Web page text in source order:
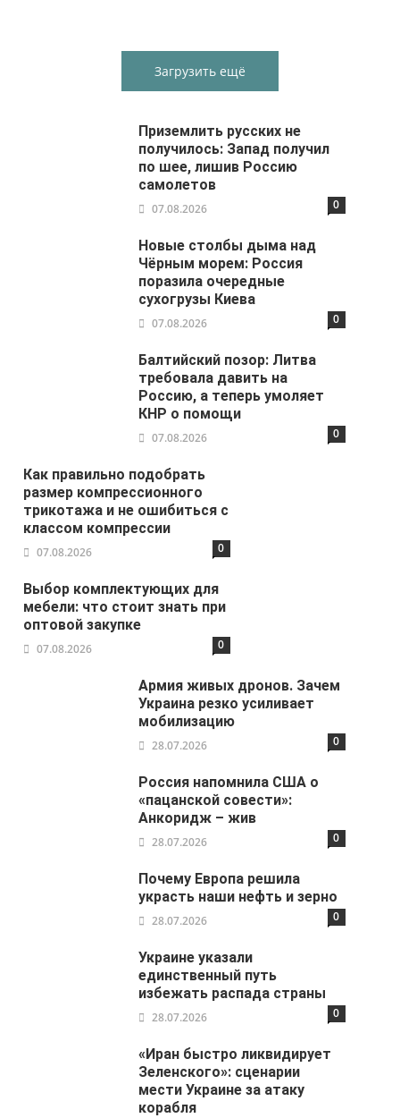
Загрузить ещё
Приземлить русских не
получилось: Запад получил
по шее, лишив Россию
самолетов
07.08.2026 0
Новые столбы дыма над
Чёрным морем: Россия
поразила очередные
сухогрузы Киева
07.08.2026 0
Балтийский позор: Литва
требовала давить на
Россию, а теперь умоляет
КНР о помощи
07.08.2026 0
Как правильно подобрать
размер компрессионного
трикотажа и не ошибиться с
классом компрессии
07.08.2026 0
Выбор комплектующих для
мебели: что стоит знать при
оптовой закупке
07.08.2026 0
Армия живых дронов. Зачем
Украина резко усиливает
мобилизацию
28.07.2026 0
Россия напомнила США о
«пацанской совести»:
Анкоридж – жив
28.07.2026 0
Почему Европа решила
украсть наши нефть и зерно
28.07.2026 0
Украине указали
единственный путь
избежать распада страны
28.07.2026 0
«Иран быстро ликвидирует
Зеленского»: сценарии
мести Украине за атаку
корабля